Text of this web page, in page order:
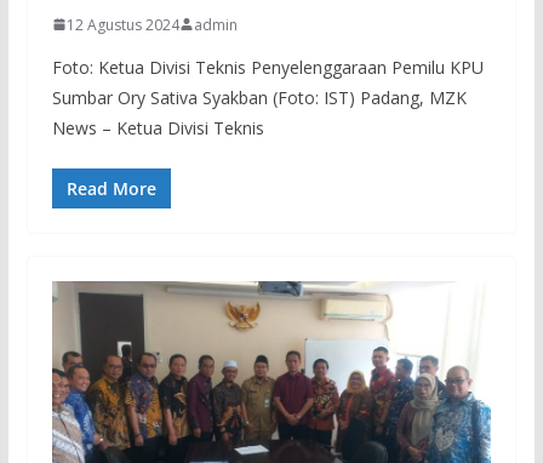
12 Agustus 2024 admin
Foto: Ketua Divisi Teknis Penyelenggaraan Pemilu KPU
Sumbar Ory Sativa Syakban (Foto: IST) Padang, MZK
News – Ketua Divisi Teknis
Read More